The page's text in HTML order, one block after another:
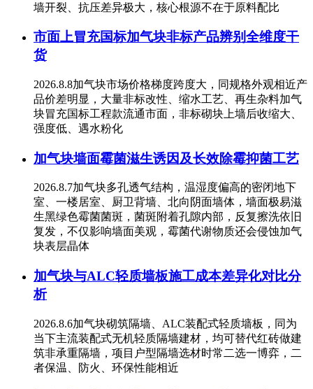
墙开裂、抗压差异极大，核心根源不在于原料配比
市面上冒充国标加气块非标产品辨别全维度干
货
2026.8.8加气块市场价格梯度跨度大，同规格外观相近产
品价差明显，大量非标改性、缩水工艺、再生杂料加气
块冒充国标工程款流通市面，非标砌块上墙后收缩大、
强度低、遇水粉化
加气块墙面霉菌滋生诱因及长效除霉抑菌工艺
2026.8.7加气块多孔透气结构，温湿度偏高的密闭地下
室、一楼居室、厨卫背墙、北向阴面墙体，墙面极易滋
生黑绿色霉菌菌斑，菌斑附着孔隙内部，反复擦洗依旧
复发，不仅影响墙面美观，霉菌代谢物质还会侵蚀加气
块表层晶体
加气块与ALC轻质墙板施工成本差异化对比分
析
2026.8.6加气块砌筑隔墙、ALC装配式轻质墙板，同为
当下主流装配式无机轻质隔墙建材，均可替代红砖做建
筑非承重隔墙，项目户型隔墙选材时常二选一博弈，二
者保温、防火、环保性能相近